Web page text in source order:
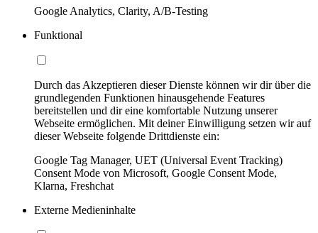
Google Analytics, Clarity, A/B-Testing
Funktional
Durch das Akzeptieren dieser Dienste können wir dir über die
grundlegenden Funktionen hinausgehende Features
bereitstellen und dir eine komfortable Nutzung unserer
Webseite ermöglichen. Mit deiner Einwilligung setzen wir auf
dieser Webseite folgende Drittdienste ein:
Google Tag Manager, UET (Universal Event Tracking)
Consent Mode von Microsoft, Google Consent Mode,
Klarna, Freshchat
Externe Medieninhalte